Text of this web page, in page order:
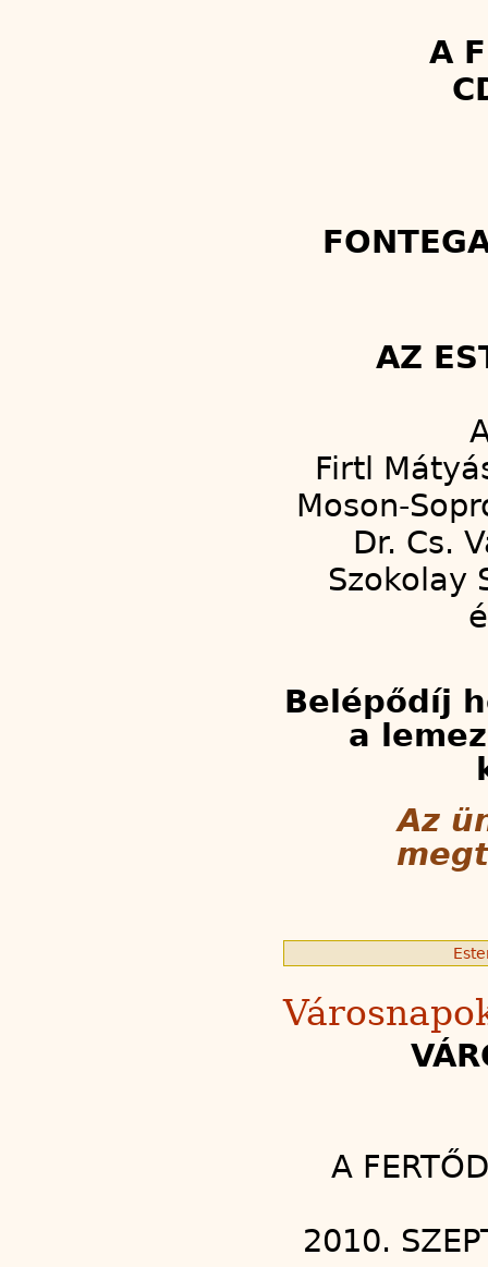
A
AZ
Firtl
Moson-
Dr. Cs.
Szokolay
Belépődíj
a
Az
A
2010.